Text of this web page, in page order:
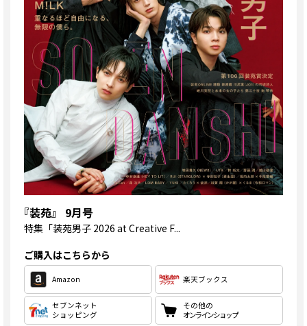
『装苑』 9月号
特集 「装苑男子 2026 at Creative F...
ご購入はこちらから
Amazon 楽天ブックス
セブンネット
ショッピング
その他の
オンラインショップ